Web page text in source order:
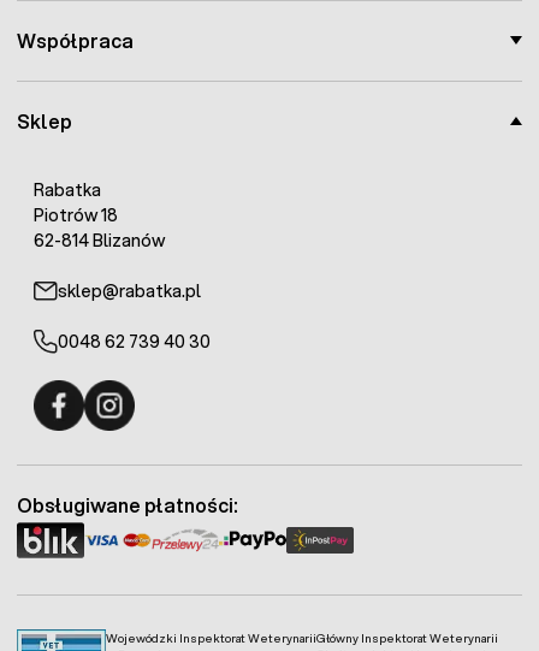
Sklep
Rabatka
Piotrów 18
62-814 Blizanów
sklep@rabatka.pl
0048 62 739 40 30
Współpraca
Wojewódzki Inspektorat WeterynariiGłówny Inspektorat Weterynarii
Obsługiwane płatności: